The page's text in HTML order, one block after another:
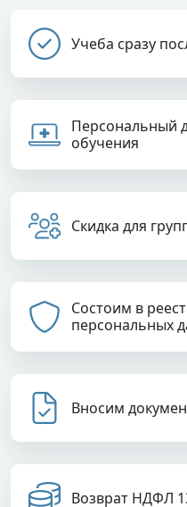
Учеба сразу
Персональный
обучения
Скидка для
Состоим в
персональных
Вносим
Возврат НДФЛ